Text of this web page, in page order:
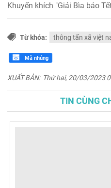
Khuyến khích "Giải Bìa báo
Từ khóa: thông tấn xã việt
Mã nhúng
XUẤT BẢN: Thứ hai, 20/03/2023
TIN CÙNG